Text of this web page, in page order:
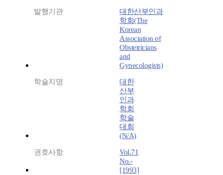
발행기관
대한산부인과
학회(The
Korean
Association of
Obstetricians
and
Gynecologists)
학술지명
대한
산부
인과
학회
학술
대회
(N/A)
권호사항
Vol.71
No.-
[1993]